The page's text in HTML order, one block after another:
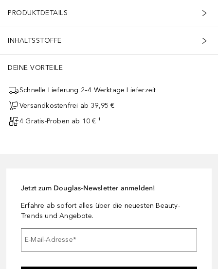
PRODUKTDETAILS
INHALTSSTOFFE
DEINE VORTEILE
Schnelle Lieferung 2–4 Werktage Lieferzeit
Versandkostenfrei ab 39,95 €
4 Gratis-Proben ab 10 € ¹
Jetzt zum Douglas-Newsletter anmelden!
Erfahre ab sofort alles über die neuesten Beauty-
Trends und Angebote.
E-Mail-Adresse*